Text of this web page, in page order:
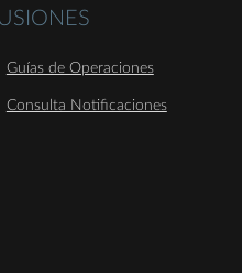
Guías de Operaciones
Consulta Notificaciones